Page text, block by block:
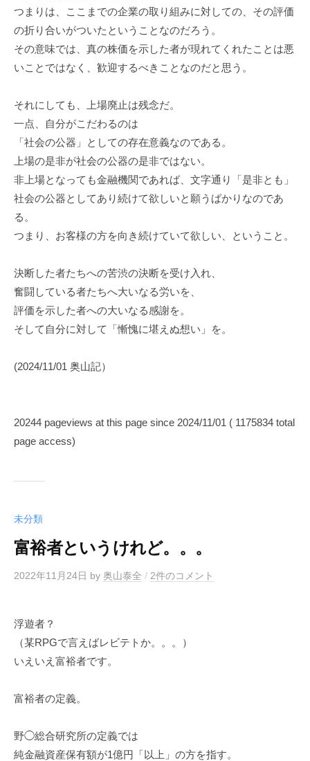
つまりは、ここまでの企業の取り組みに対しての、その評価
の折り合いがついたということなのだろう。
その意味では、真の株価を示した者が現れてくれたことは悪
いことではなく、歓迎するべきことなのだと思う。
それにしても、上場廃止は残念だ。
一点、自分がこだわるのは
「社会の公器」としての存在意義なのである。
上場の是非が社会の公器の是非ではない。
非上場となっても金融機関であれば、文字通り「是非とも」
社会の公器としてあり続けて欲しいと願うばかりなのであ
る。
つまり、お客様の方を向き続けていて欲しい、ということ。
決断した者たちへの苦渋の決断を受け入れ、
奮闘している者たちへ大いなる労いを、
評価を示した者への大いなる感謝を。
そして自分に対して「慚愧に堪えぬ想い」を。
(2024/11/01 奥山記）
20244 pageviews at this page since 2024/11/01 ( 1175834 total
page access)
未分類
富裕者というけれど。。。
2022年11月24日 by 奥山泰全 / 2件のコメント
浮遊者？
（某RPGで言えばレビテトか。。。）
いえいえ富裕者です。
富裕者の定義。
野◯総合研究所の定義では
純金融資産保有額が1億円「以上」の方を指す。